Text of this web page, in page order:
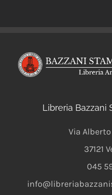
Libreria Bazzani
Via
37121
045